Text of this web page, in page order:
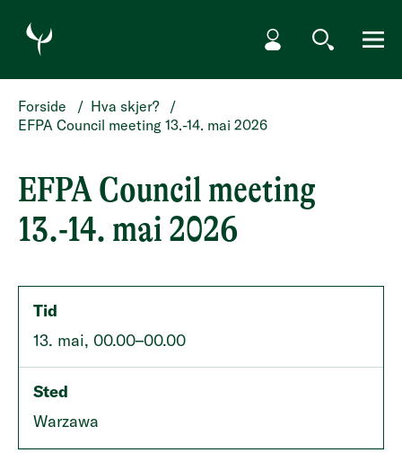
HOPP TIL HOVEDINNHOLD
Min side
Søk Meny
Forside / Hva skjer?
/
EFPA Council meeting 13.-14. mai 2026
EFPA Council meeting
13.-14. mai 2026
Tid
13. mai, 00.00–00.00
Sted
Warzawa